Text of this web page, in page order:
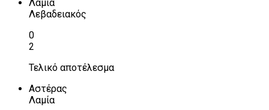
Λαμία
Λεβαδειακός
0
2
Τελικό αποτέλεσμα
Αστέρας
Λαμία